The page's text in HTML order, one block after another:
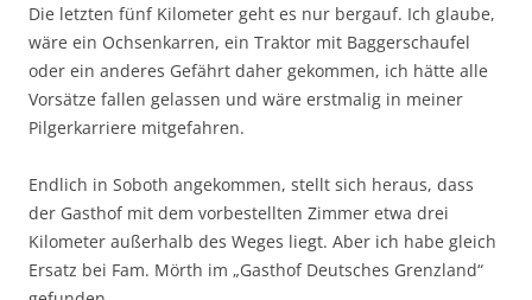
Die letzten fünf Kilometer geht es nur bergauf. Ich glaube,
wäre ein Ochsenkarren, ein Traktor mit Baggerschaufel
oder ein anderes Gefährt daher gekommen, ich hätte alle
Vorsätze fallen gelassen und wäre erstmalig in meiner
Pilgerkarriere mitgefahren.
Endlich in Soboth angekommen, stellt sich heraus, dass
der Gasthof mit dem vorbestellten Zimmer etwa drei
Kilometer außerhalb des Weges liegt. Aber ich habe gleich
Ersatz bei Fam. Mörth im „Gasthof Deutsches Grenzland“